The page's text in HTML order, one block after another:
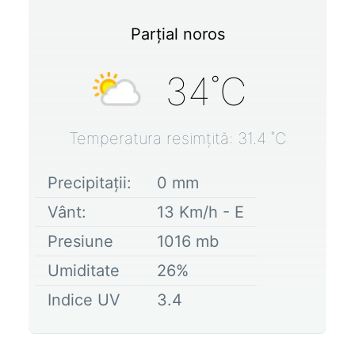
Parțial noros
34˚C
Temperatura resimțită: 31.4 ˚C
Precipitații: 0 mm
Vânt:
13 Km/h - E
Presiune
1016 mb
Umiditate
26%
Indice UV
3.4